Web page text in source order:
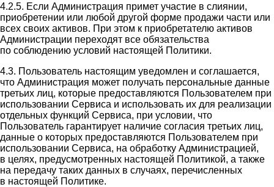
4.2.5. Если Администрация примет участие в слиянии,
приобретении или любой другой форме продажи части или
всех своих активов. При этом к приобретателю активов
Администрации переходят все обязательства
по соблюдению условий настоящей Политики.
4.3. Пользователь настоящим уведомлен и соглашается,
что Администрация может получать персональные данные
третьих лиц, которые предоставляются Пользователем при
использовании Сервиса и использовать их для реализации
отдельных функций Сервиса, при условии, что
Пользователь гарантирует наличие согласия третьих лиц,
данные о которых предоставляются Пользователем при
использовании Сервиса, на обработку Администрацией,
в целях, предусмотренных настоящей Политикой, а также
на передачу таких данных в случаях, перечисленных
в настоящей Политике.